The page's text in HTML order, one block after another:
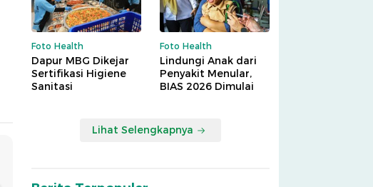
Foto Health
Dapur MBG Dikejar
Sertifikasi Higiene
Sanitasi
Foto Health
Lindungi Anak dari
Penyakit Menular,
BIAS 2026 Dimulai
Lihat Selengkapnya